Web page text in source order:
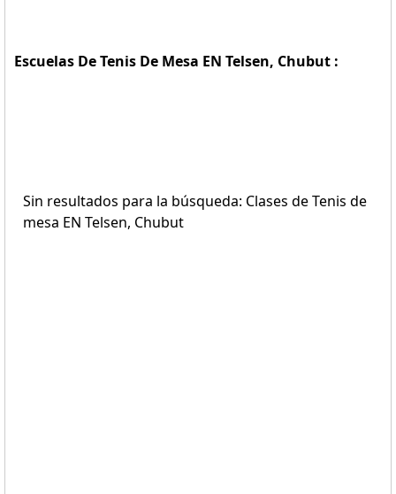
Escuelas De Tenis De Mesa EN Telsen, Chubut :
Sin resultados para la búsqueda: Clases de Tenis de
mesa EN Telsen, Chubut